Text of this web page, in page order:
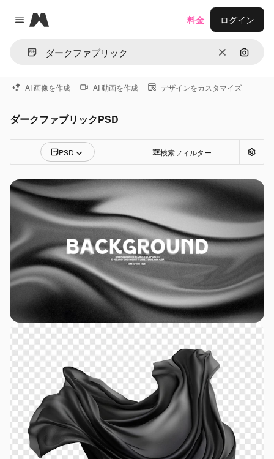
Close menu
Magnific
消去 画像で
料金 ログイン
AI 画像を作成 AI 動画を作成 デザインをカスタマイズ
ダークファブリックPSD
PSD 検索フィルター